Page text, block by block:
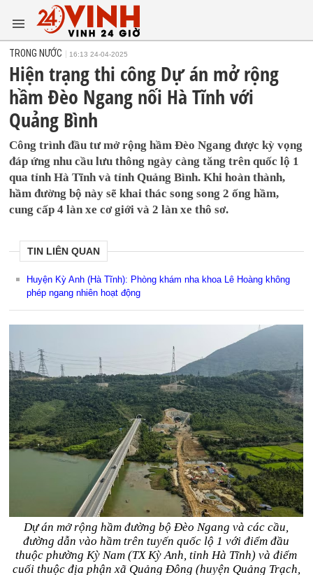
TRONG NƯỚC 16:13 24-04-2025
Hiện trạng thi công Dự án mở rộng
hầm Đèo Ngang nối Hà Tĩnh với
Quảng Bình
Công trình đầu tư mở rộng hầm Đèo Ngang được kỳ vọng
đáp ứng nhu cầu lưu thông ngày càng tăng trên quốc lộ 1
qua tỉnh Hà Tĩnh và tỉnh Quảng Bình. Khi hoàn thành,
hầm đường bộ này sẽ khai thác song song 2 ống hầm,
cung cấp 4 làn xe cơ giới và 2 làn xe thô sơ.
TIN LIÊN QUAN
Huyện Kỳ Anh (Hà Tĩnh): Phòng khám nha khoa Lê Hoàng không
phép ngang nhiên hoạt động
Dự án mở rộng hầm đường bộ Đèo Ngang và các cầu,
đường dẫn vào hầm trên tuyến quốc lộ 1 với điểm đầu
thuộc phường Kỳ Nam (TX Kỳ Anh, tỉnh Hà Tĩnh) và điểm
cuối thuộc địa phận xã Quảng Đông (huyện Quảng Trạch,